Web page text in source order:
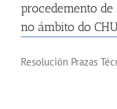
procedemento
no ámbito do
Resolución Prazas